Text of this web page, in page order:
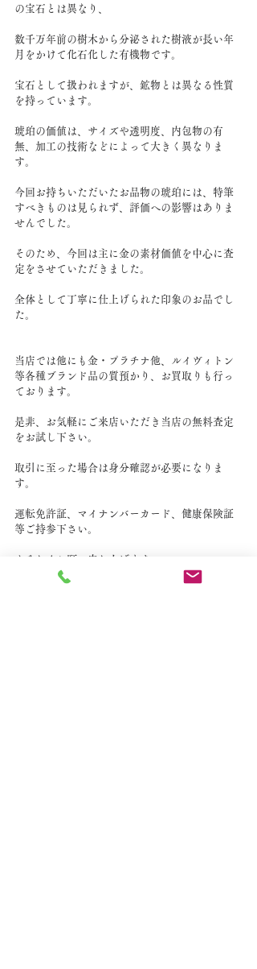
の宝石とは異なり、
数千万年前の樹木から分泌された樹液が長い年
月をかけて化石化した有機物です。
宝石として扱われますが、鉱物とは異なる性質
を持っています。
琥珀の価値は、サイズや透明度、内包物の有
無、加工の技術などによって大きく異なりま
す。
今回お持ちいただいたお品物の琥珀には、特筆
すべきものは見られず、評価への影響はありま
せんでした。
そのため、今回は主に金の素材価値を中心に査
定をさせていただきました。
全体として丁寧に仕上げられた印象のお品でし
た。
当店では他にも金・プラチナ他、ルイヴィトン
等各種ブランド品の質預かり、お買取りも行っ
ております。
是非、お気軽にご来店いただき当店の無料査定
をお試し下さい。
取引に至った場合は身分確認が必要になりま
す。
運転免許証、マイナンバーカード、健康保険証
等ご持参下さい。
よろしくお願い申し上げます。